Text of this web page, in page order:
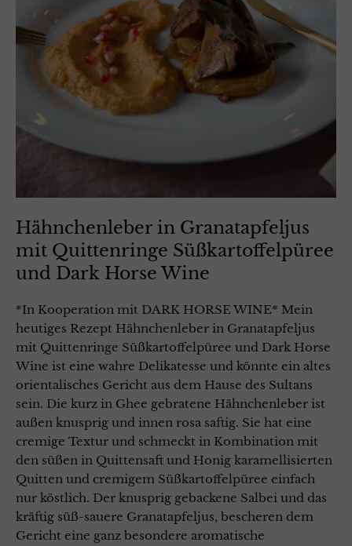
Hähnchenleber in Granatapfeljus
mit Quittenringe Süßkartoffelpüree
und Dark Horse Wine
*In Kooperation mit DARK HORSE WINE* Mein
heutiges Rezept Hähnchenleber in Granatapfeljus
mit Quittenringe Süßkartoffelpüree und Dark Horse
Wine ist eine wahre Delikatesse und könnte ein altes
orientalisches Gericht aus dem Hause des Sultans
sein. Die kurz in Ghee gebratene Hähnchenleber ist
außen knusprig und innen rosa saftig. Sie hat eine
cremige Textur und schmeckt in Kombination mit
den süßen in Quittensaft und Honig karamellisierten
Quitten und cremigem Süßkartoffelpüree einfach
nur köstlich. Der knusprig gebackene Salbei und das
kräftig süß-sauere Granatapfeljus, bescheren dem
Gericht eine ganz besondere aromatische